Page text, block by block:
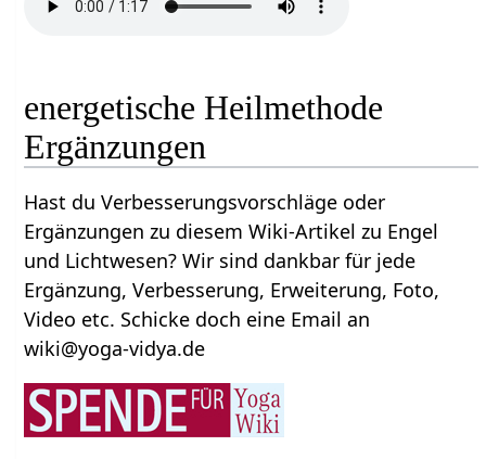
energetische Heilmethode
Ergänzungen
Hast du Verbesserungsvorschläge oder
Ergänzungen zu diesem Wiki-Artikel zu Engel
und Lichtwesen? Wir sind dankbar für jede
Ergänzung, Verbesserung, Erweiterung, Foto,
Video etc. Schicke doch eine Email an
wiki@yoga-vidya.de